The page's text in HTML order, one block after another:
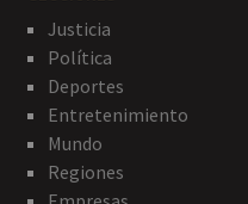
Justicia
Política
Deportes
Entretenimiento
Mundo
Regiones